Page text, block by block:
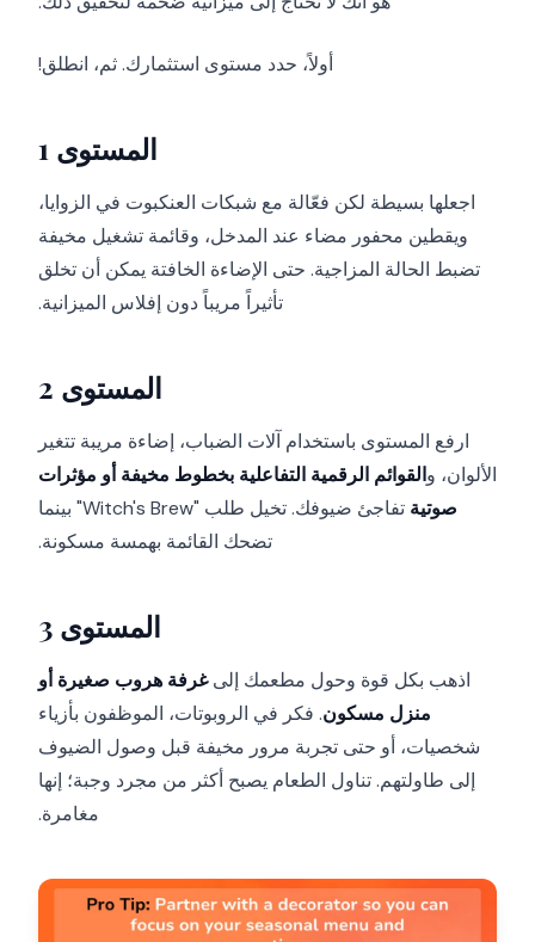
أولاً، حدد مستوى استثمارك. ثم، انطلق!
المستوى 1
اجعلها بسيطة لكن فعّالة مع شبكات العنكبوت في الزوايا،
ويقطين محفور مضاء عند المدخل، وقائمة تشغيل مخيفة
تضبط الحالة المزاجية. حتى الإضاءة الخافتة يمكن أن تخلق
تأثيراً مريباً دون إفلاس الميزانية.
المستوى 2
ارفع المستوى باستخدام آلات الضباب، إضاءة مريبة تتغير
الألوان، والقوائم الرقمية التفاعلية بخطوط مخيفة أو مؤثرات
صوتية
تفاجئ ضيوفك. تخيل طلب "Witch's Brew" بينما
تضحك القائمة بهمسة مسكونة.
المستوى 3
اذهب بكل قوة وحول مطعمك إلىغرفة هروب صغيرة أو
منزل مسكون. فكر في الروبوتات، الموظفون بأزياء
شخصيات، أو حتى تجربة مرور مخيفة قبل وصول الضيوف
إلى طاولتهم. تناول الطعام يصبح أكثر من مجرد وجبة؛ إنها
مغامرة.